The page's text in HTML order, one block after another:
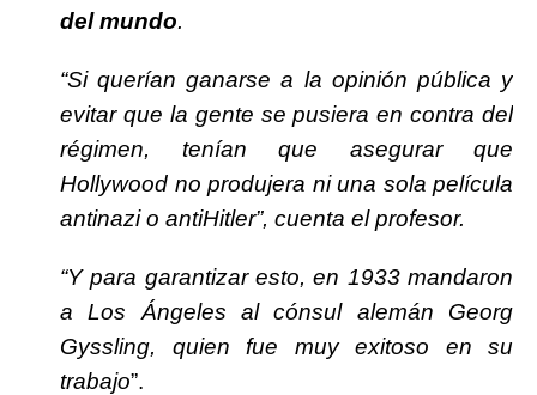
del mundo.
“Si querían ganarse a la opinión pública y
evitar que la gente se pusiera en contra del
régimen, tenían que asegurar que
Hollywood no produjera ni una sola película
antinazi o antiHitler”, cuenta el profesor.
“Y para garantizar esto, en 1933 mandaron
a Los Ángeles al cónsul alemán Georg
Gyssling, quien fue muy exitoso en su
trabajo”.